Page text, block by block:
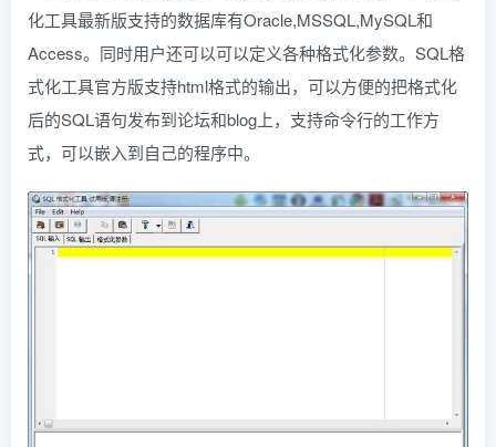
化工具最新版支持的数据库有Oracle,MSSQL,MySQL和
Access。同时用户还可以可以定义各种格式化参数。SQL格
式化工具官方版支持html格式的输出，可以方便的把格式化
后的SQL语句发布到论坛和blog上，支持命令行的工作方
式，可以嵌入到自己的程序中。